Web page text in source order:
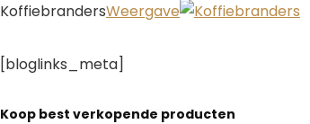
KoffiebrandersWeergave
[bloglinks_meta]
Koop best verkopende producten